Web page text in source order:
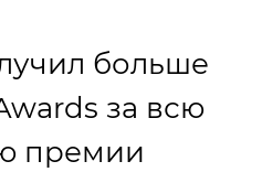
больше
за всю
премии